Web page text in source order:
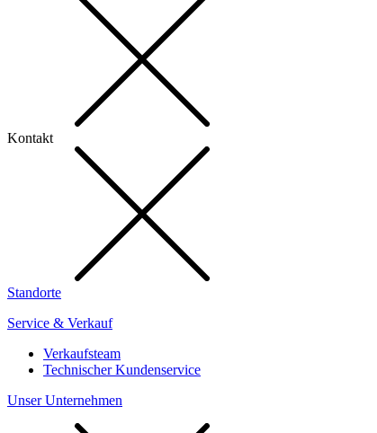
Kontakt
Standorte
Service & Verkauf
Verkaufsteam
Technischer Kundenservice
Unser Unternehmen